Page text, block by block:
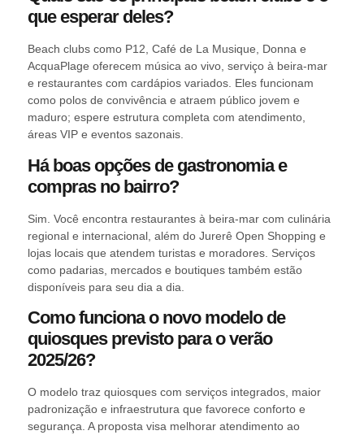
que esperar deles?
Beach clubs como P12, Café de La Musique, Donna e
AcquaPlage oferecem música ao vivo, serviço à beira-mar
e restaurantes com cardápios variados. Eles funcionam
como polos de convivência e atraem público jovem e
maduro; espere estrutura completa com atendimento,
áreas VIP e eventos sazonais.
Há boas opções de gastronomia e
compras no bairro?
Sim. Você encontra restaurantes à beira-mar com culinária
regional e internacional, além do Jurerê Open Shopping e
lojas locais que atendem turistas e moradores. Serviços
como padarias, mercados e boutiques também estão
disponíveis para seu dia a dia.
Como funciona o novo modelo de
quiosques previsto para o verão
2025/26?
O modelo traz quiosques com serviços integrados, maior
padronização e infraestrutura que favorece conforto e
segurança. A proposta visa melhorar atendimento ao